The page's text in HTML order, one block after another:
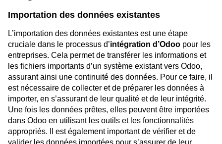
Importation des données existantes
L’importation des données existantes est une étape
cruciale dans le processus d’intégration d’Odoo pour les
entreprises. Cela permet de transférer les informations et
les fichiers importants d’un système existant vers Odoo,
assurant ainsi une continuité des données. Pour ce faire, il
est nécessaire de collecter et de préparer les données à
importer, en s’assurant de leur qualité et de leur intégrité.
Une fois les données prêtes, elles peuvent être importées
dans Odoo en utilisant les outils et les fonctionnalités
appropriés. Il est également important de vérifier et de
valider les données importées pour s’assurer de leur